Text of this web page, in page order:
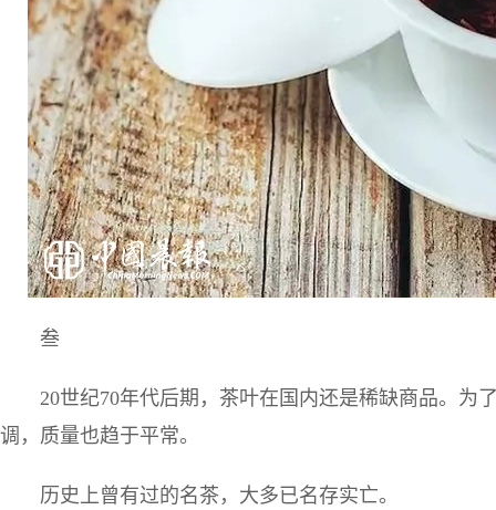
叁
20世纪70年代后期，茶叶在国内还是稀缺商品。为
调，质量也趋于平常。
历史上曾有过的名茶，大多已名存实亡。